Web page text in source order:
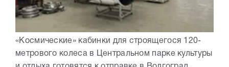
«Космические» кабинки для строящегося 120-
метрового колеса в Центральном парке культуры